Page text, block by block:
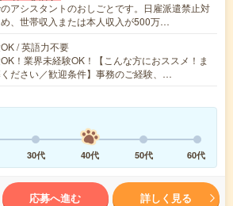
アシスタントのおしごとです。日雇派遣禁止対
、世帯収入または本人収入が500万…
/ 英語力不要
！業界未経験OK！【こんな方におススメ！ま
ださい／歓迎条件】事務のご経験、…
30代 40代 50代 60代
応募へ進む 詳しく見る